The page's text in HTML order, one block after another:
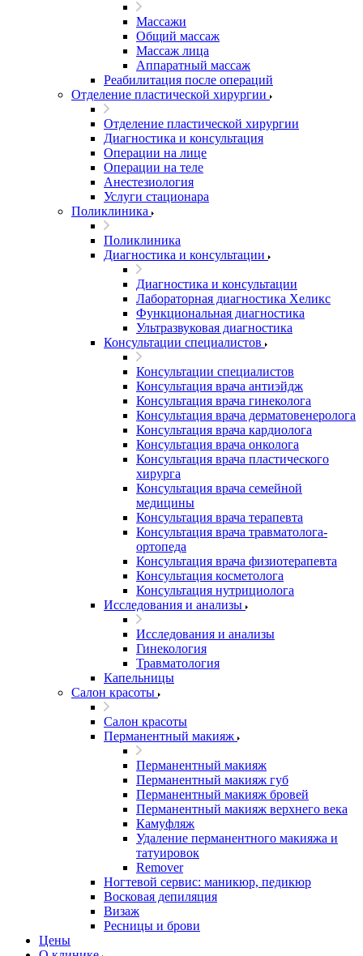
Массажи
Общий массаж
Массаж лица
Аппаратный массаж
Реабилитация после операций
Отделение пластической хирургии
Отделение пластической хирургии
Диагностика и консультация
Операции на лице
Операции на теле
Анестезиология
Услуги стационара
Поликлиника
Поликлиника
Диагностика и консультации
Диагностика и консультации
Лабораторная диагностика Хеликс
Функциональная диагностика
Ультразвуковая диагностика
Консультации специалистов
Консультации специалистов
Консультация врача антиэйдж
Консультация врача гинеколога
Консультация врача дерматовенеролога
Консультация врача кардиолога
Консультация врача онколога
Консультация врача пластического
хирурга
Консультация врача семейной
медицины
Консультация врача терапевта
Консультация врача травматолога-
ортопеда
Консультация врача физиотерапевта
Консультация косметолога
Консультация нутрициолога
Исследования и анализы
Исследования и анализы
Гинекология
Травматология
Капельницы
Салон красоты
Салон красоты
Перманентный макияж
Перманентный макияж
Перманентный макияж губ
Перманентный макияж бровей
Перманентный макияж верхнего века
Камуфляж
Удаление перманентного макияжа и
татуировок
Remover
Ногтевой сервис: маникюр, педикюр
Восковая депиляция
Визаж
Ресницы и брови
Цены